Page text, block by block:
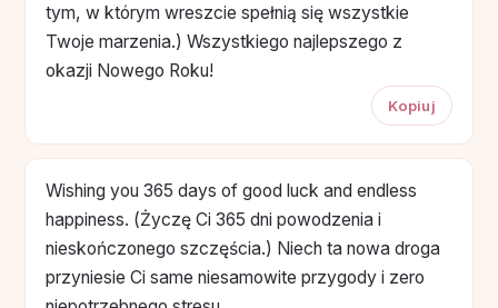
tym, w którym wreszcie spełnią się wszystkie
Twoje marzenia.) Wszystkiego najlepszego z
okazji Nowego Roku!
Kopiuj
Wishing you 365 days of good luck and endless
happiness. (Życzę Ci 365 dni powodzenia i
nieskończonego szczęścia.) Niech ta nowa droga
przyniesie Ci same niesamowite przygody i zero